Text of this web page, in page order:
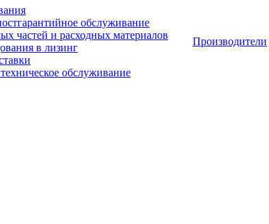
обслуживание
частей и расходных материалов
в лизинг
обслуживание
Производители